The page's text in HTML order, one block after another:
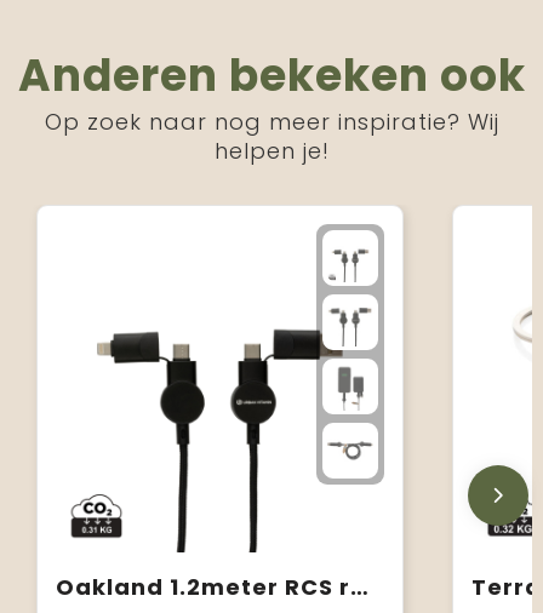
Anderen bekeken ook
Op zoek naar nog meer inspiratie? Wij
helpen je!
Oakland 1.2meter RCS rplastic 6-in-1 fast charging 45W kabel